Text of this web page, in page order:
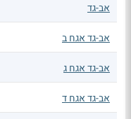
אב-גד
אב-גד אגח ב
אב-גד אגח ג
אב-גד אגח ד